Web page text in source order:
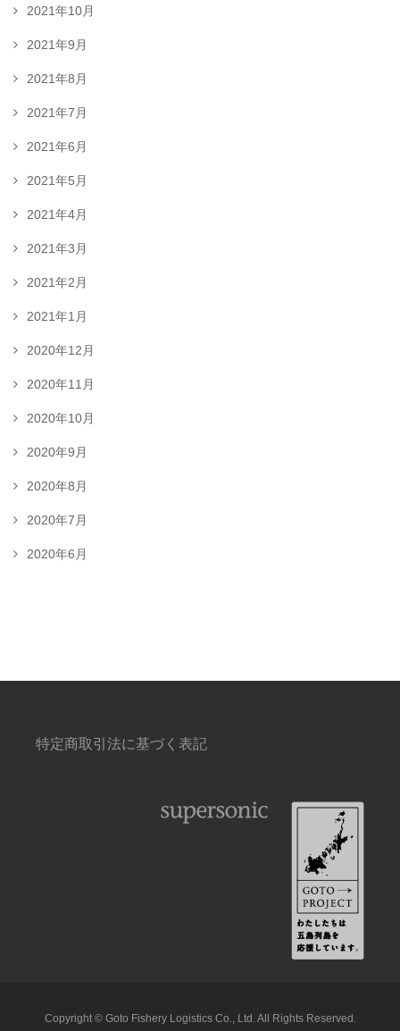
2021年10月
2021年9月
2021年8月
2021年7月
2021年6月
2021年5月
2021年4月
2021年3月
2021年2月
2021年1月
2020年12月
2020年11月
2020年10月
2020年9月
2020年8月
2020年7月
2020年6月
特定商取引法に基づく表記
Copyright © Goto Fishery Logistics Co., Ltd. All Rights Reserved.